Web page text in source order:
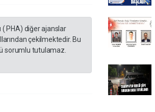
( PHA) diğer ajanslar
çekilmektedir. Bu
sorumlu tutulamaz.